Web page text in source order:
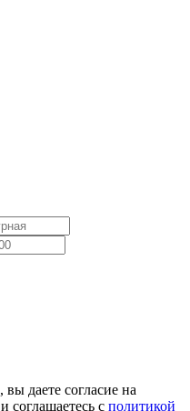
, вы даете согласие на
соглашаетесь с политикой